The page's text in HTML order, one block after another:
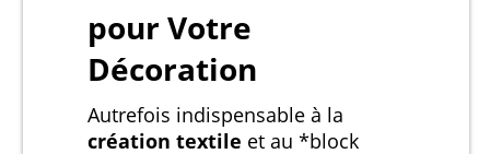
pour Votre
Décoration
Autrefois indispensable à la
création textile et au *block